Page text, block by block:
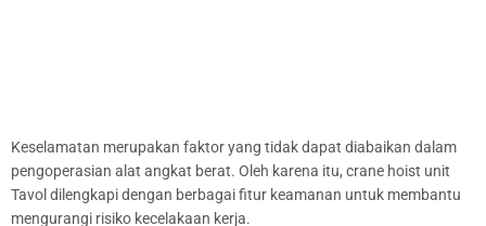
Keselamatan merupakan faktor yang tidak dapat diabaikan dalam
pengoperasian alat angkat berat. Oleh karena itu, crane hoist unit
Tavol dilengkapi dengan berbagai fitur keamanan untuk membantu
mengurangi risiko kecelakaan kerja.